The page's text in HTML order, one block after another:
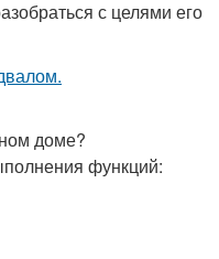
с целями его
доме?
функций: